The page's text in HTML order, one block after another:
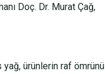
Doç. Dr. Murat Çağ,
yağ, ürünlerin raf ömrünü